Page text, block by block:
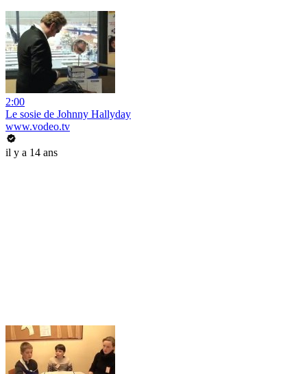
2:00
Le sosie de Johnny Hallyday
www.vodeo.tv
il y a 14 ans